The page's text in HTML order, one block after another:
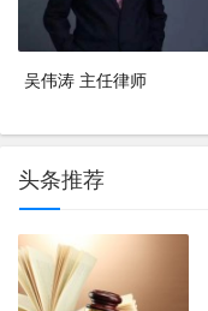
吴伟涛 主任律师
头条推荐